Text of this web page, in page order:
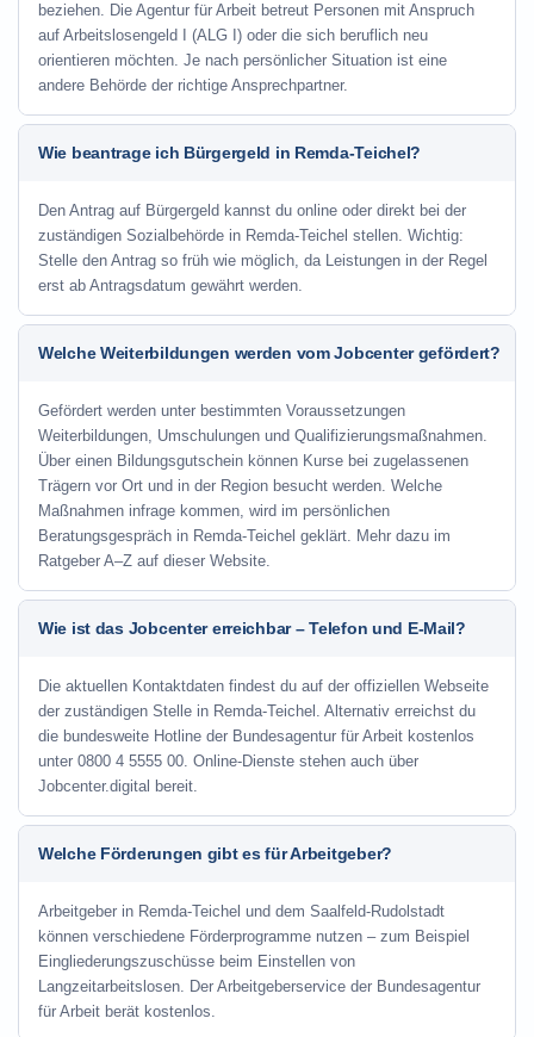
beziehen. Die Agentur für Arbeit betreut Personen mit Anspruch
auf Arbeitslosengeld I (ALG I) oder die sich beruflich neu
orientieren möchten. Je nach persönlicher Situation ist eine
andere Behörde der richtige Ansprechpartner.
Wie beantrage ich Bürgergeld in Remda-Teichel?
Den Antrag auf Bürgergeld kannst du online oder direkt bei der
zuständigen Sozialbehörde in Remda-Teichel stellen. Wichtig:
Stelle den Antrag so früh wie möglich, da Leistungen in der Regel
erst ab Antragsdatum gewährt werden.
Welche Weiterbildungen werden vom Jobcenter gefördert?
Gefördert werden unter bestimmten Voraussetzungen
Weiterbildungen, Umschulungen und Qualifizierungsmaßnahmen.
Über einen Bildungsgutschein können Kurse bei zugelassenen
Trägern vor Ort und in der Region besucht werden. Welche
Maßnahmen infrage kommen, wird im persönlichen
Beratungsgespräch in Remda-Teichel geklärt. Mehr dazu im
Ratgeber A–Z auf dieser Website.
Wie ist das Jobcenter erreichbar – Telefon und E-Mail?
Die aktuellen Kontaktdaten findest du auf der offiziellen Webseite
der zuständigen Stelle in Remda-Teichel. Alternativ erreichst du
die bundesweite Hotline der Bundesagentur für Arbeit kostenlos
unter 0800 4 5555 00. Online-Dienste stehen auch über
Jobcenter.digital bereit.
Welche Förderungen gibt es für Arbeitgeber?
Arbeitgeber in Remda-Teichel und dem Saalfeld-Rudolstadt
können verschiedene Förderprogramme nutzen – zum Beispiel
Eingliederungszuschüsse beim Einstellen von
Langzeitarbeitslosen. Der Arbeitgeberservice der Bundesagentur
für Arbeit berät kostenlos.